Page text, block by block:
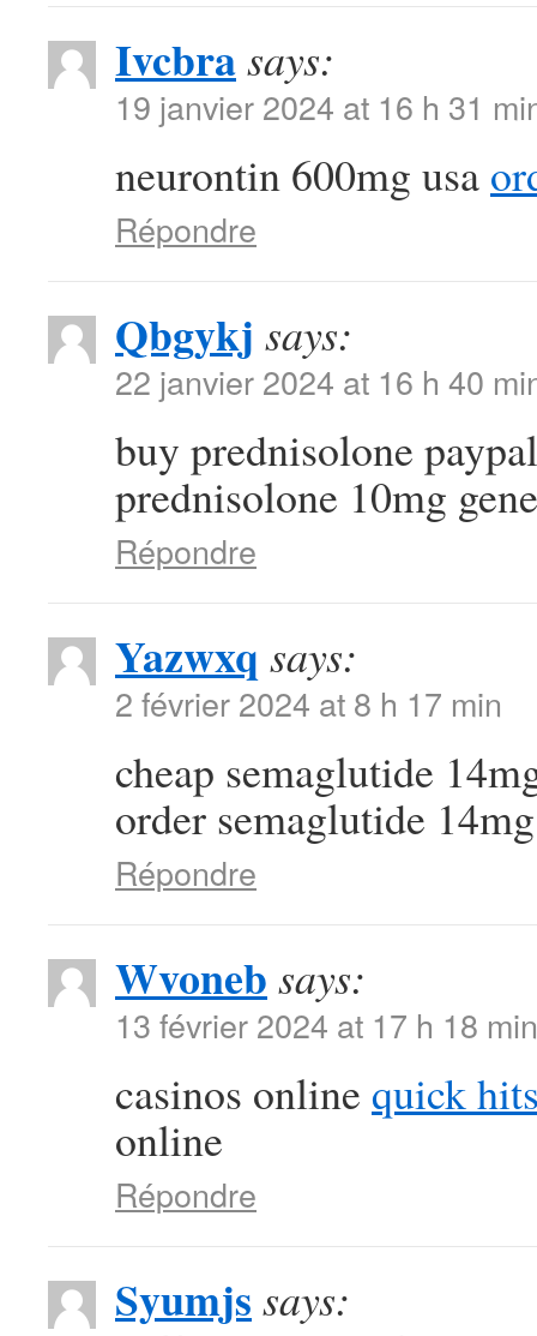
Ivcbrasays:
19 janvier 2024 at 16 h 31
neurontin 600mg usa
Répondre
Qbgykj says:
22 janvier 2024 at 16 h 40
buy prednisolone
prednisolone 10mg
Répondre
Yazwxq says:
2 février 2024 at 8 h 17 min
cheap semaglutide
order semaglutide
Répondre
Wvoneb says:
13 février 2024 at 17 h 18 min
casinos online quick
online
Répondre
Syumjs says: